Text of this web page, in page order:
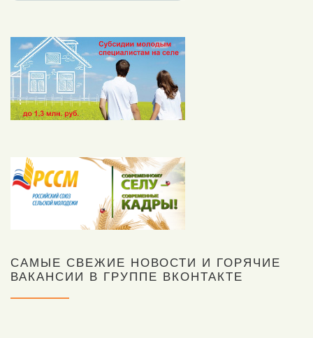
САМЫЕ СВЕЖИЕ НОВОСТИ И ГОРЯЧИЕ
ВАКАНСИИ В ГРУППЕ ВКОНТАКТЕ